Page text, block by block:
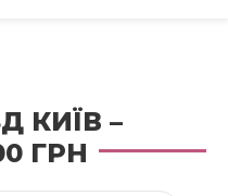
КИЇВ –
ГРН